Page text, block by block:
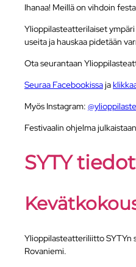
Ihanaa! Meillä on vihdoin
Ylioppilasteatterilaiset
useita ja hauskaa pidetään
Ota seurantaan
Seuraa Facebookissaja
Myös Instagram:
Festivaalin ohjelma
SYTY
Ylioppilasteatteriliitto SYTYn
Rovaniemi.